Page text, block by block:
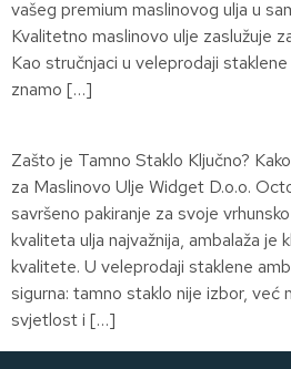
vašeg premium maslinovog ulja u
Kvalitetno maslinovo ulje zaslužuje
Kao stručnjaci u veleprodaji staklene
znamo […]
Zašto je Tamno Staklo Ključno?
za Maslinovo Ulje Widget D.o.o.
savršeno pakiranje za svoje
kvaliteta ulja najvažnija, ambalaža je
kvalitete. U veleprodaji staklene
sigurna: tamno staklo nije izbor, već
svjetlost i […]